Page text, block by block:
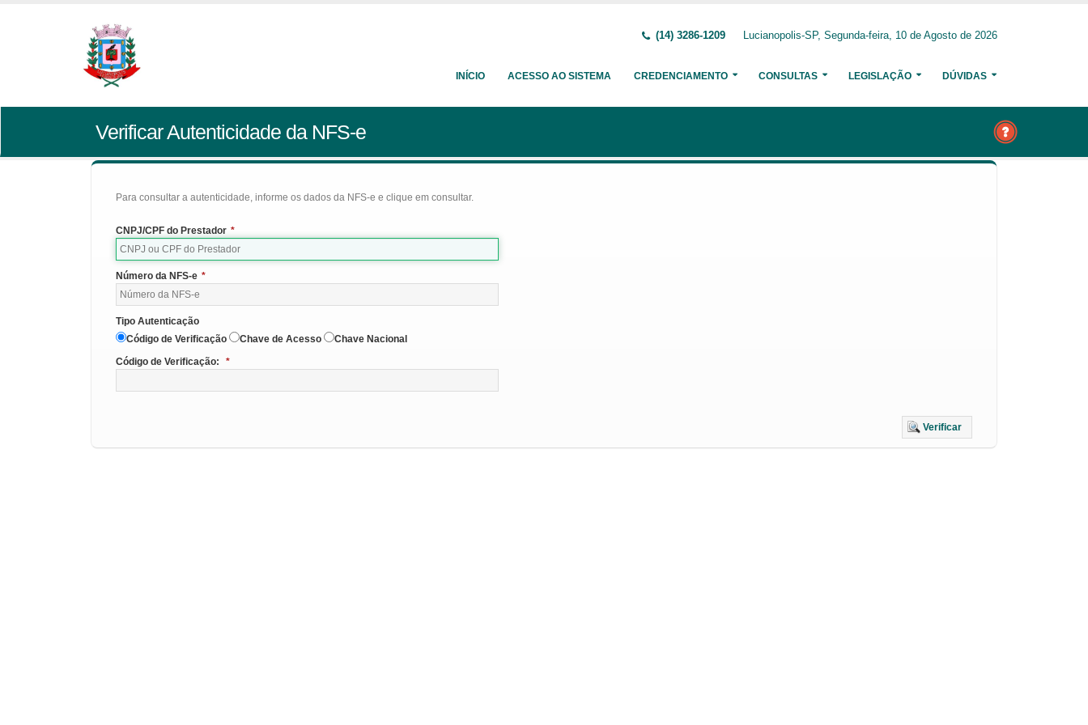
(14) 3286-1209 Lucianopolis-SP, Segunda-feira, 10 de Agosto de 2026
INÍCIO ACESSO AO SISTEMA CREDENCIAMENTO CONSULTAS LEGISLAÇÃO DÚVIDAS
Verificar Autenticidade da NFS-e
Para consultar a autenticidade, informe os dados da NFS-e e clique em consultar.
CNPJ/CPF do Prestador *
Número da NFS-e *
Tipo Autenticação
Código de Verificação
Chave de Acesso
Chave Nacional
Código de Verificação:
*
Verificar